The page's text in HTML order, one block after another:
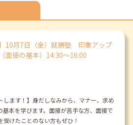
】10月7日（金）就勝塾 印象アップ
面接の基本）14:30～16:00
します！】身だしなみから、マナー、求め
基本を学びます。面接が苦手な方、面接で
けたことのない方もぜひ！